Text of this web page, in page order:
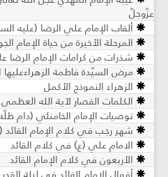
عزّوجلّ
ألقاب الإمام علي الرضا (عليه
المرحلة الأخيرة من حياة الإمام
شذرات من كرامات الإمام الرضا
مرض السيّدة فاطمة
الزهراء النموذج الأكمل
الكلمات القصار لآية الله
توصيات الإمام الخامنئي (دام ظلّه)
شهر رجب في كلام الإمام القائد
الامام علي (ع) في كلام القائد
الأربعون في كلام الإمام القائد